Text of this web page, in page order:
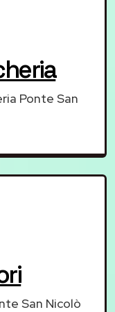
Ponte San
San Nicolò